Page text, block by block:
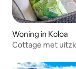
Woning in Koloa
Cottage met